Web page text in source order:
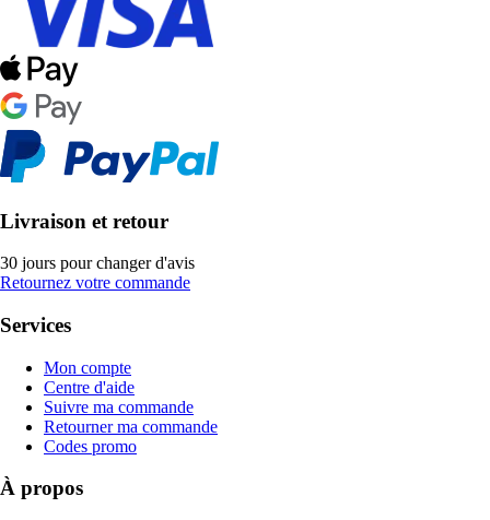
Livraison et retour
30 jours pour changer d'avis
Retournez votre commande
Services
Mon compte
Centre d'aide
Suivre ma commande
Retourner ma commande
Codes promo
À propos